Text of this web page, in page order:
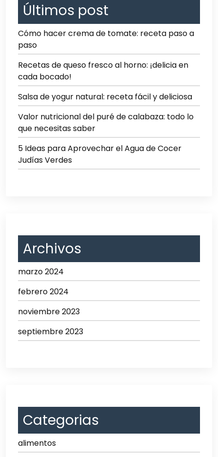
Últimos post
Cómo hacer crema de tomate: receta paso a
paso
Recetas de queso fresco al horno: ¡delicia en
cada bocado!
Salsa de yogur natural: receta fácil y deliciosa
Valor nutricional del puré de calabaza: todo lo
que necesitas saber
5 Ideas para Aprovechar el Agua de Cocer
Judías Verdes
Archivos
marzo 2024
febrero 2024
noviembre 2023
septiembre 2023
Categorias
alimentos